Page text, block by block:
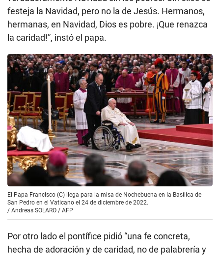
festeja la Navidad, pero no la de Jesús. Hermanos,
hermanas, en Navidad, Dios es pobre. ¡Que renazca
la caridad!”, instó el papa.
El Papa Francisco (C) llega para la misa de Nochebuena en la Basílica de
San Pedro en el Vaticano el 24 de diciembre de 2022.
/ Andreas SOLARO / AFP
Por otro lado el pontífice pidió “una fe concreta,
hecha de adoración y de caridad, no de palabrería y